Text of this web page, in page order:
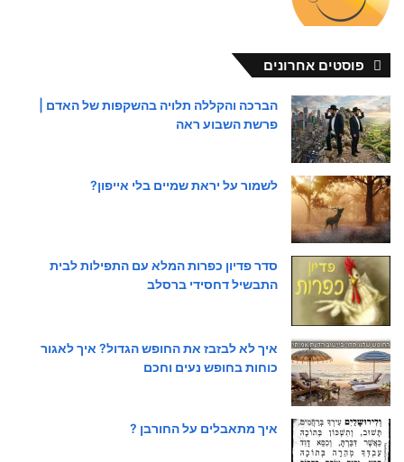
פוסטים אחרונים
הברכה והקללה תלויה בהשקפות של האדם |
פרשת השבוע ראה
לשמור על יראת שמיים בלי אייפון?
סדר פדיון כפרות המלא עם התפילות לבית
התבשיל דחסידי ברסלב
איך לא לבזבז את החופש הגדול? איך לאגור
כוחות בחופש נעים וחכם
איך מתאבלים על החורבן ?